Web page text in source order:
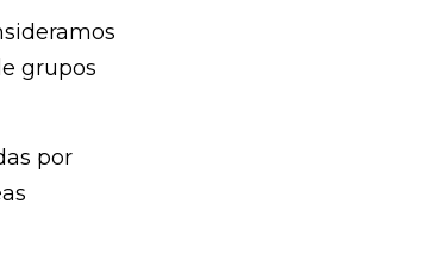
mais de